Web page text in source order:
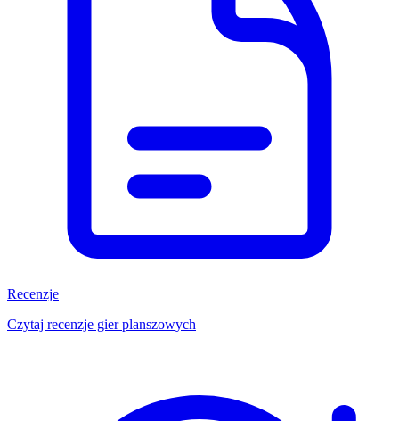
Recenzje
Czytaj recenzje gier planszowych